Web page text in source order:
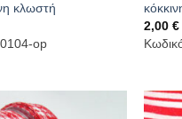
κλωστή
op
2,00€